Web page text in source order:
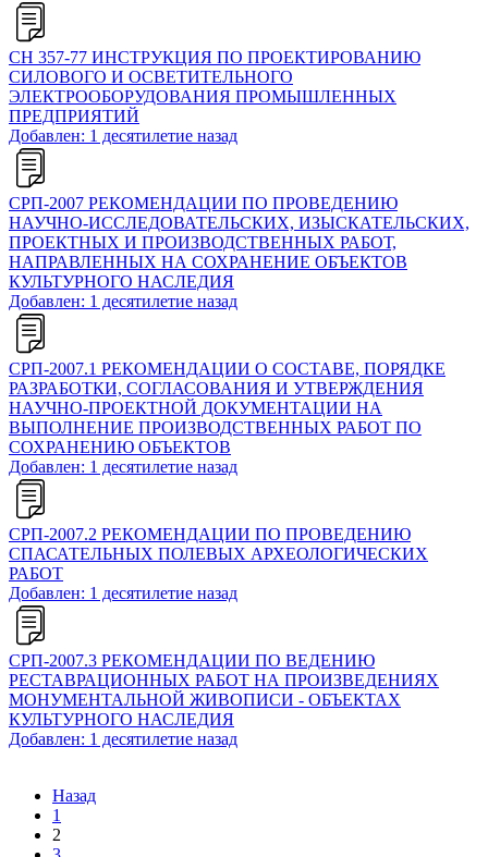
СН 357-77 ИНСТРУКЦИЯ ПО ПРОЕКТИРОВАНИЮ
СИЛОВОГО И ОСВЕТИТЕЛЬНОГО
ЭЛЕКТРООБОРУДОВАНИЯ ПРОМЫШЛЕННЫХ
ПРЕДПРИЯТИЙ
Добавлен: 1 десятилетие назад
СРП-2007 РЕКОМЕНДАЦИИ ПО ПРОВЕДЕНИЮ
НАУЧНО-ИССЛЕДОВАТЕЛЬСКИХ, ИЗЫСКАТЕЛЬСКИХ,
ПРОЕКТНЫХ И ПРОИЗВОДСТВЕННЫХ РАБОТ,
НАПРАВЛЕННЫХ НА СОХРАНЕНИЕ ОБЪЕКТОВ
КУЛЬТУРНОГО НАСЛЕДИЯ
Добавлен: 1 десятилетие назад
СРП-2007.1 РЕКОМЕНДАЦИИ О СОСТАВЕ, ПОРЯДКЕ
РАЗРАБОТКИ, СОГЛАСОВАНИЯ И УТВЕРЖДЕНИЯ
НАУЧНО-ПРОЕКТНОЙ ДОКУМЕНТАЦИИ НА
ВЫПОЛНЕНИЕ ПРОИЗВОДСТВЕННЫХ РАБОТ ПО
СОХРАНЕНИЮ ОБЪЕКТОВ
Добавлен: 1 десятилетие назад
СРП-2007.2 РЕКОМЕНДАЦИИ ПО ПРОВЕДЕНИЮ
СПАСАТЕЛЬНЫХ ПОЛЕВЫХ АРХЕОЛОГИЧЕСКИХ
РАБОТ
Добавлен: 1 десятилетие назад
СРП-2007.3 РЕКОМЕНДАЦИИ ПО ВЕДЕНИЮ
РЕСТАВРАЦИОННЫХ РАБОТ НА ПРОИЗВЕДЕНИЯХ
МОНУМЕНТАЛЬНОЙ ЖИВОПИСИ - ОБЪЕКТАХ
КУЛЬТУРНОГО НАСЛЕДИЯ
Добавлен: 1 десятилетие назад
Назад
1
2